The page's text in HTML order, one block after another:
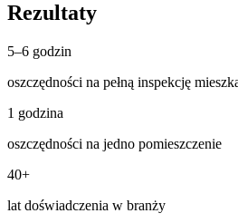
Rezultaty
5–6 godzin
oszczędności na pełną inspekcję
1 godzina
oszczędności na jedno pomieszczenie
40+
lat doświadczenia w branży